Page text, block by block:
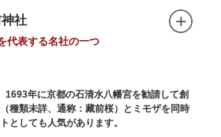
社
代表する名社の一つ
1693年に京都の石清水八幡宮を勧請して創
種類未詳、通称：藏前桜）とミモザを同時
としても人気があります。